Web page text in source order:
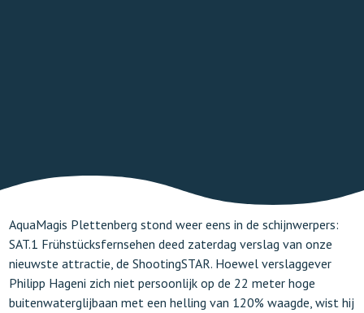
AquaMagis Plettenberg stond weer eens in de schijnwerpers:
SAT.1 Frühstücksfernsehen deed zaterdag verslag van onze
nieuwste attractie, de ShootingSTAR. Hoewel verslaggever
Philipp Hageni zich niet persoonlijk op de 22 meter hoge
buitenwaterglijbaan met een helling van 120% waagde, wist hij